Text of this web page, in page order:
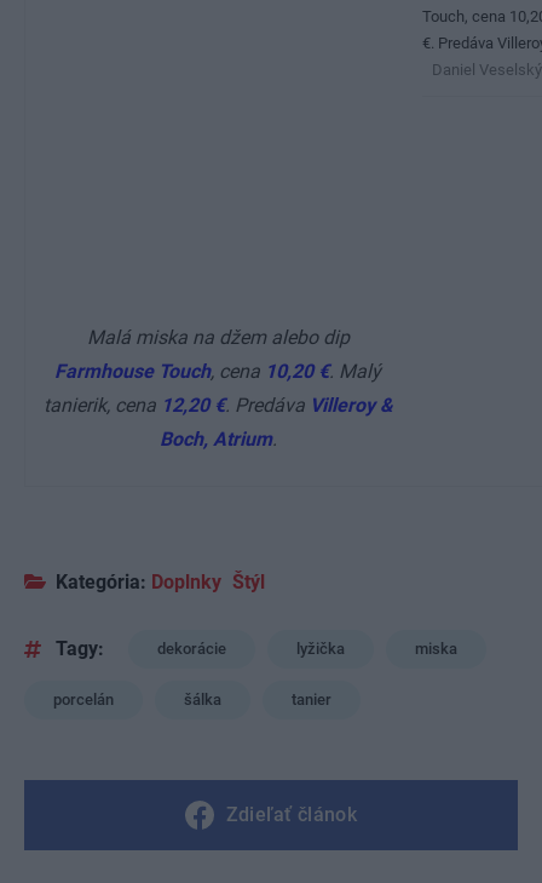
Malá miska na džem alebo dip
Farmhouse Touch, cena 10,20 €. Malý
tanierik, cena 12,20 €. Predáva Villeroy &
Boch, Atrium.
Touch, cena
€. Predáva
Daniel Veselský
Kategória: Doplnky Štýl
Tagy: dekorácie lyžička miska
porcelán šálka tanier
Zdieľať článok